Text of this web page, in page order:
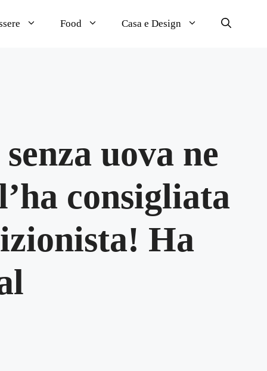
Food Casa e Design
uova ne
consigliata
Ha